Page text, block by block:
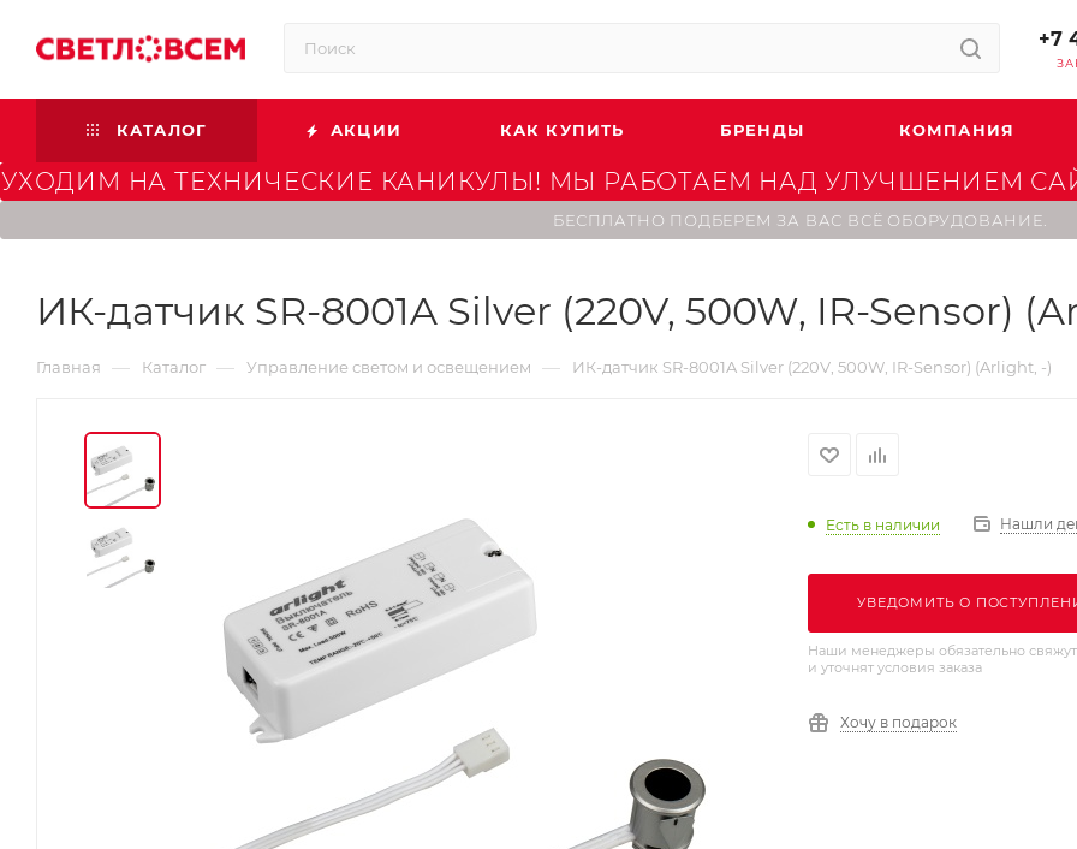
+7
КАТАЛОГ АКЦИИ КАК КУПИТЬ БРЕНДЫ КОМПАНИЯ
УХОДИМ НА ТЕХНИЧЕСКИЕ КАНИКУЛЫ! МЫ РАБОТАЕМ НАД УЛУЧШЕНИЕМ
БЕСПЛАТНО ПОДБЕРЕМ ЗА ВАС ВСЁ ОБОРУДОВАНИЕ.
ИК-датчик SR-8001A Silver (220V, 500W, IR-Sensor)
Главная — Каталог — Управление светом и освещением — ИК-датчик SR-8001A Silver (220V, 500W, IR-Sensor) (Arlight, -)
Есть в наличии Нашли
УВЕДОМИТЬ О
Наши менеджеры обязательно
и уточнят условия заказа
Хочу в подарок